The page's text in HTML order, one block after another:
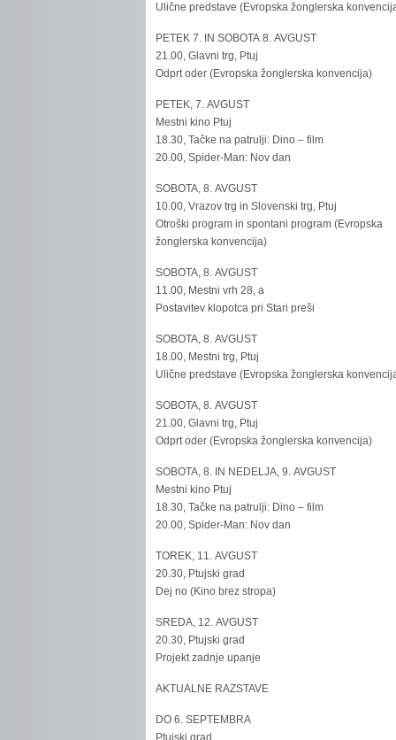
Ulične predstave (Evropska žonglerska
PETEK 7. IN SOBOTA 8. AVGUST
21.00, Glavni trg, Ptuj
Odprt oder (Evropska žonglerska konvencija)
PETEK, 7. AVGUST
Mestni kino Ptuj
18.30, Tačke na patrulji: Dino – film
20.00, Spider-Man: Nov dan
SOBOTA, 8. AVGUST
10.00, Vrazov trg in Slovenski trg, Ptuj
Otroški program in spontani program (Evropska
žonglerska konvencija)
SOBOTA, 8. AVGUST
11.00, Mestni vrh 28, a
Postavitev klopotca pri Stari preši
SOBOTA, 8. AVGUST
18.00, Mestni trg, Ptuj
Ulične predstave (Evropska žonglerska
SOBOTA, 8. AVGUST
21.00, Glavni trg, Ptuj
Odprt oder (Evropska žonglerska konvencija)
SOBOTA, 8. IN NEDELJA, 9. AVGUST
Mestni kino Ptuj
18.30, Tačke na patrulji: Dino – film
20.00, Spider-Man: Nov dan
TOREK, 11. AVGUST
20.30, Ptujski grad
Dej no (Kino brez stropa)
SREDA, 12. AVGUST
20.30, Ptujski grad
Projekt zadnje upanje
AKTUALNE RAZSTAVE
DO 6. SEPTEMBRA
Ptujski grad